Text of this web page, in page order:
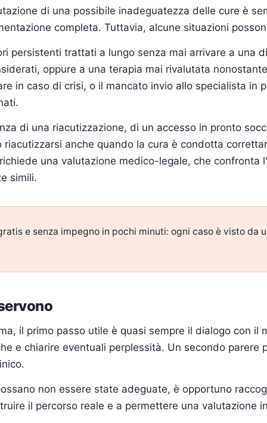
di una possibile inadeguatezza delle cure è
completa. Tuttavia, alcune situazioni
persistenti trattati a lungo senza mai arrivare a una
oppure a una terapia mai rivalutata
in caso di crisi, o il mancato invio allo specialista in
di una riacutizzazione, di un accesso in pronto
anche quando la cura è condotta
una valutazione medico-legale, che confronta
simili.
e senza impegno in pochi minuti: ogni caso è visto da
il primo passo utile è quasi sempre il dialogo con il
e chiarire eventuali perplessità. Un secondo parere
non essere state adeguate, è opportuno
il percorso reale e a permettere una valutazione